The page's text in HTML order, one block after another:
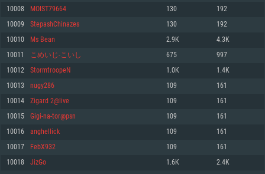
운영체제: Windows 10 (64 bit)
프로세서: 2.2 GHz 듀얼코어 이상
메모리: 4GB
그래픽 카드: DirectX 11 이상을 지원하는 AMD Radeon 77XX / NVIDIA
GeForce GT 660. 최소 사양 해상도: 720p
네트워크: 브로드밴드 인터넷
여유 저장 공간: 22.1 GB (최소 클라이언트)
권장 사양
운영체제: Mac OS Big Sur 11.0
프로세서: 최소 2.2 GHz의 Core i5 (Intel Xeon 은 지원하지 않습니다)
메모리: 6 GB
그래픽 카드: Metal 을 지원하는 Intel Iris Pro 5200 (Mac), 혹은 이와 비슷한 성
능을 가지는 Mac 버전의 AMD/Nvidia. 최소 해상도: 720p
네트워크: 브로드밴드 인터넷
여유 저장 공간: 22.1 GB (최소 클라이언트)
권장 사양
운영체제: 64bit Linux 중 최신 버전
프로세서: 2.4 GHz 듀얼코어
메모리: 4 GB
그래픽 카드: Vulkan 을 지원하고, 최신 그래픽 드라이버를 지원하는 NVIDIA
660 (6개월 미만) 혹은 그와 동급의 성능을 가지며 최신 그래픽 드라이버를 지
원하는 AMD (6개월 미만; 최소사양 지원 해상도 720p)
네트워크: 브로드밴드 인터넷
여유 저장 공간: 22.1 GB (최소 클라이언트)
권장 사양
운영체제: Ubuntu 20.04 64bit
프로세서: Intel Core i7
10008 MOIST79664 130 192
10009 StepashChinazes 130 192
10010 Ms Bean 2.9K 4.3K
10011 こめいじ-こいし 675 997
10012 StormtroopeN 1.0K 1.4K
10013 nugy286 109 161
10014 Zigard 2@live 109 161
10015 Gigi-na-tor@psn 109 161
10016 anghellick 109 161
10017 FebX932 109 161
10018 JizGo 1.6K 2.4K